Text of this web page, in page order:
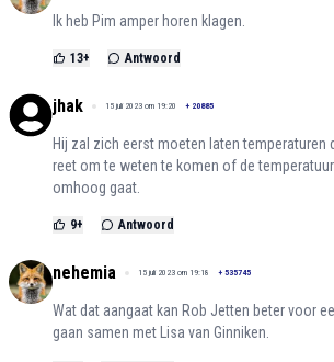
Ik heb Pim amper horen klagen.
13+ Antwoord
jhak 15 juli 2023 om 19:20 + 20885
Hij zal zich eerst moeten laten temperaturen
reet om te weten te komen of de temperatuur
omhoog gaat.
9+ Antwoord
nehemia 15 juli 2023 om 19:18 + 535745
Wat dat aangaat kan Rob Jetten beter voor
gaan samen met Lisa van Ginniken.